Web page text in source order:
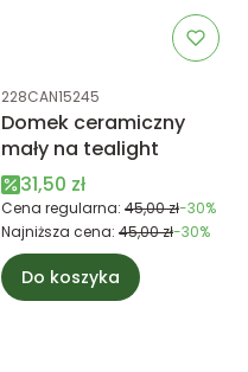
Kod produktu
228CAN15245
Domek ceramiczny
mały na tealight
Cena promocyjna
31,50 zł
Cena regularna: 45,00 zł-30%
Najniższa cena: 45,00 zł-30%
Do koszyka